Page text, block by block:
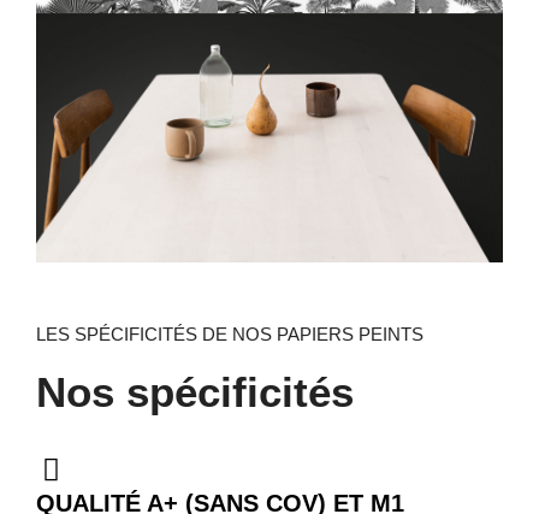
LES SPÉCIFICITÉS DE NOS PAPIERS PEINTS
Nos spécificités
QUALITÉ A+ (SANS COV) ET M1